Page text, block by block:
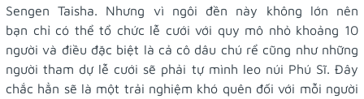
Sengen Taisha. Nhưng vì ngôi đền này không lớn nên
bạn chỉ có thể tổ chức lễ cưới với quy mô nhỏ khoảng 10
người và điều đặc biệt là cả cô dâu chú rể cũng như những
người tham dự lễ cưới sẽ phải tự mình leo núi Phú Sĩ. Đây
chắc hẳn sẽ là một trải nghiệm khó quên đối với mỗi người